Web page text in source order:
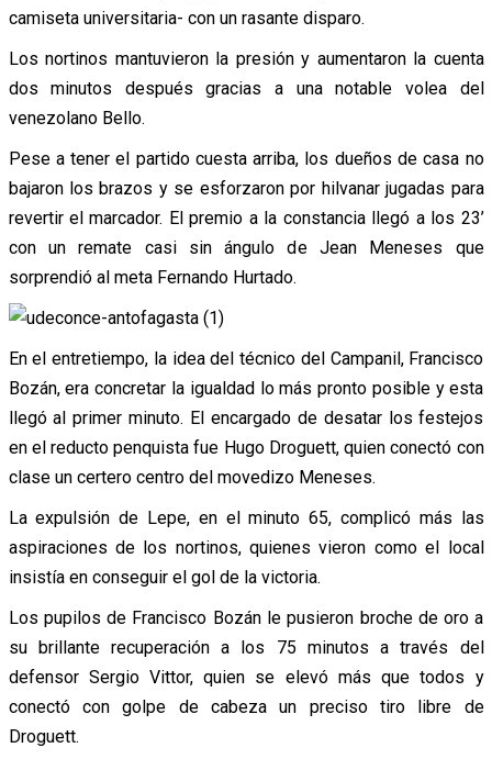
camiseta universitaria- con un rasante disparo.
Los nortinos mantuvieron la presión y aumentaron la cuenta
dos minutos después gracias a una notable volea del
venezolano Bello.
Pese a tener el partido cuesta arriba, los dueños de casa no
bajaron los brazos y se esforzaron por hilvanar jugadas para
revertir el marcador. El premio a la constancia llegó a los 23’
con un remate casi sin ángulo de Jean Meneses que
sorprendió al meta Fernando Hurtado.
En el entretiempo, la idea del técnico del Campanil, Francisco
Bozán, era concretar la igualdad lo más pronto posible y esta
llegó al primer minuto. El encargado de desatar los festejos
en el reducto penquista fue Hugo Droguett, quien conectó con
clase un certero centro del movedizo Meneses.
La expulsión de Lepe, en el minuto 65, complicó más las
aspiraciones de los nortinos, quienes vieron como el local
insistía en conseguir el gol de la victoria.
Los pupilos de Francisco Bozán le pusieron broche de oro a
su brillante recuperación a los 75 minutos a través del
defensor Sergio Vittor, quien se elevó más que todos y
conectó con golpe de cabeza un preciso tiro libre de
Droguett.